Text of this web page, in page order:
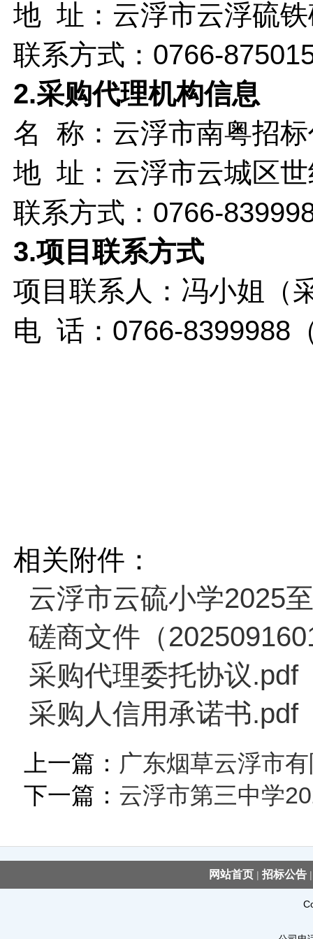
地 址： 云浮市云浮硫
联系方式： 0766-
2.采购代理机构信息
名 称： 云浮市南粤招
地 址： 云浮市云城区
联系方式： 0766-
3.项目联系方式
项目联系人： 冯小姐（
电 话： 0766-8399988
相关附件：
云浮市云硫小学2025
磋商文件（
采购代理委托协议.pdf
采购人信用承诺书.pdf
上一篇： 广东烟草云浮市
下一篇： 云浮市第三中学
网站首页 | 招标公告